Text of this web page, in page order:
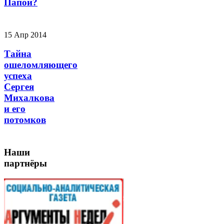
Папой?
15 Апр 2014
Тайна
ошеломляющего
успеха
Сергея
Михалкова
и его
потомков
Наши
партнёры